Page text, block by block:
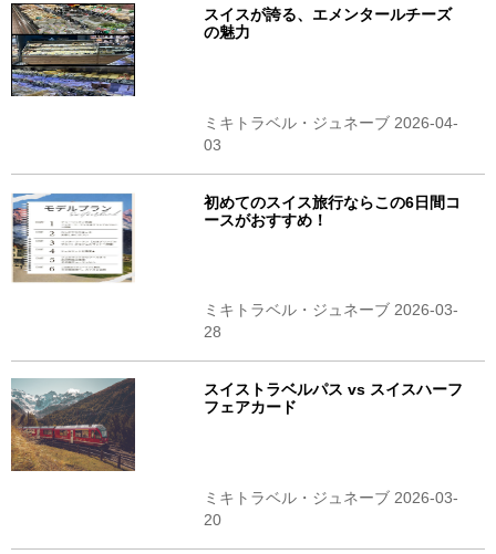
スイスが誇る、エメンタールチーズ
の魅力
ミキトラベル・ジュネーブ 2026-04-
03
初めてのスイス旅行ならこの6日間コ
ースがおすすめ！
ミキトラベル・ジュネーブ 2026-03-
28
スイストラベルパス vs スイスハーフ
フェアカード
ミキトラベル・ジュネーブ 2026-03-
20